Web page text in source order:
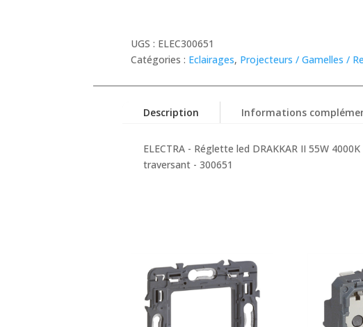
UGS : ELEC300651
Catégories : Eclairages, Projecteurs / Gamelles /
Description Informations
ELECTRA - Réglette led DRAKKAR II 55W
traversant - 300651